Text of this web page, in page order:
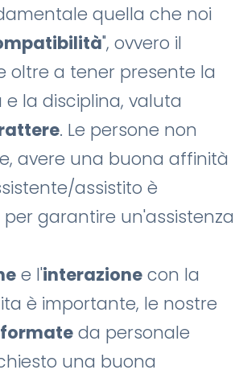
quella che noi
", ovvero il
oltre a tener presente la
la disciplina, valuta
. Le persone non
avere una buona affinità
assistito è
garantire un'assistenza
e l'interazione con la
è importante, le nostre
formate da personale
una buona